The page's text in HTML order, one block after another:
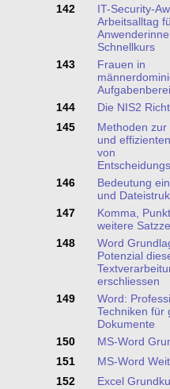
142
IT-Security-
Arbeitsalltag
Schnellkurs
143
Frauen in
144
Die NIS2
145
Methoden zur
und
von
146
Bedeutung
und
147
Komma,
weitere
148
Word
Potenzial
erschliessen
149
Word:
Techniken für
Dokumente
150
MS-Word
151
MS-Word
152
Excel